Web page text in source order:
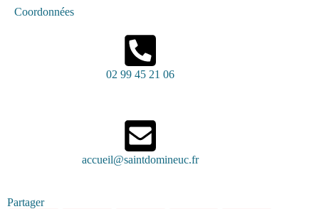
Coordonnées
02 99 45 21 06
accueil@saintdomineuc.fr
Partager